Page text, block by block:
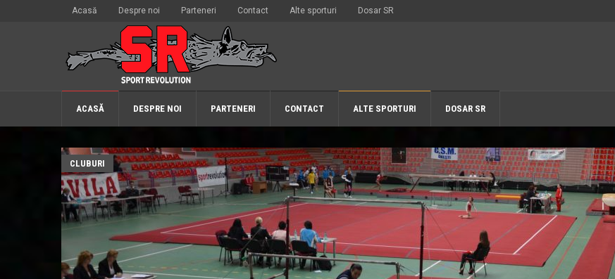
Acasă Despre noi Parteneri Contact Alte sporturi Dosar SR
ACASĂ DESPRE NOI PARTENERI CONTACT ALTE SPORTURI DOSAR SR
CLUBURI